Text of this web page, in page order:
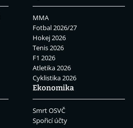
MMA
Fotbal 2026/27
Hokej 2026
Tenis 2026
F1 2026
Atletika 2026
Cyklistika 2026
Ekonomika
Smrt OSVČ
Spořicí účty